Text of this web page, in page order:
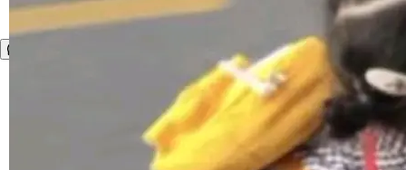
SS 圆角虚线样式中可能存在的问题 如果表单中
的图像元素不在同一个子树中，则它们将不再关
通过拉取过去一年内（从 PG 18 Beta1 时间点
至今）的所有 commit，同样交由 AI 分析提炼。
经过人工复核，准确度令人满意。这一方法也为
社区爱好者提供了高效跟踪新版本的思路。